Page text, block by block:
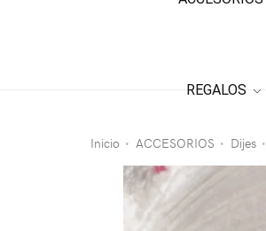
REGALOS
Inicio • ACCESORIOS • Dijes •